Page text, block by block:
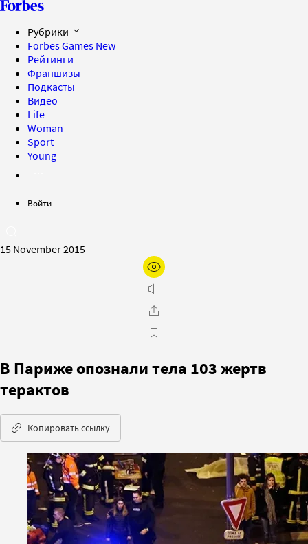
Рубрики
Forbes Games New
Рейтинги
Франшизы
Подкасты
Видео
Life
Woman
Sport
Young
Войти
15 November 2015
В Париже опознали тела 103 жертв
терактов
Копировать ссылку